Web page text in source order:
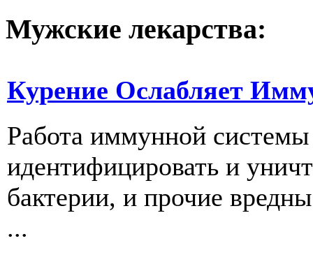
Мужские лекарства:
Курение Ослабляет
Работа иммунной
идентифицировать и
бактерии, и прочие
...